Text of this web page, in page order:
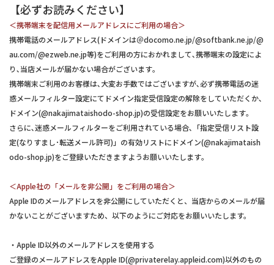
【必ずお読みください】
＜携帯端末を配信用メールアドレスにご利用の場合＞
携帯電話のメールアドレス(ドメインは＠docomo.ne.jp/@softbank.ne.jp/@
au.com/@ezweb.ne.jp等)をご利用の方におかれまして､携帯端末の設定によ
り､当店メールが届かない場合がございます｡
携帯端末ご利用のお客様は､大変お手数ではございますが､必ず携帯電話の迷
惑メールフィルター設定にてドメイン指定受信設定の解除をしていただくか､
ドメイン(@nakajimataishodo-shop.jp)の受信設定をお願いいたします｡
さらに､迷惑メールフィルターをご利用されている場合､「指定受信リスト設
定(なりすまし･転送メール許可)」の有効リストにドメイン(@nakajimataish
odo-shop.jp)をご登録いただきますようお願いいたします｡
＜Apple社の「メールを非公開」をご利用の場合＞
Apple IDのメールアドレスを非公開にしていただくと、当店からのメールが届
かないことがございますため、以下のようにご対応をお願いいたします。
・Apple ID以外のメールアドレスを使用する
ご登録のメールアドレスをApple ID(@privaterelay.appleid.com)以外のもの